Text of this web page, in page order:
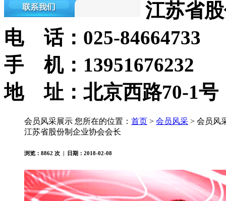
江苏省
电 话：025-84664733
手 机：13951676232
地 址：北京西路70-1号
会员风采展示 您所在的位置： 首页 > 会员风采 > 会员风
江苏省股份制企业协会会长
浏览： 8862 次 | 日期：2018-02-08